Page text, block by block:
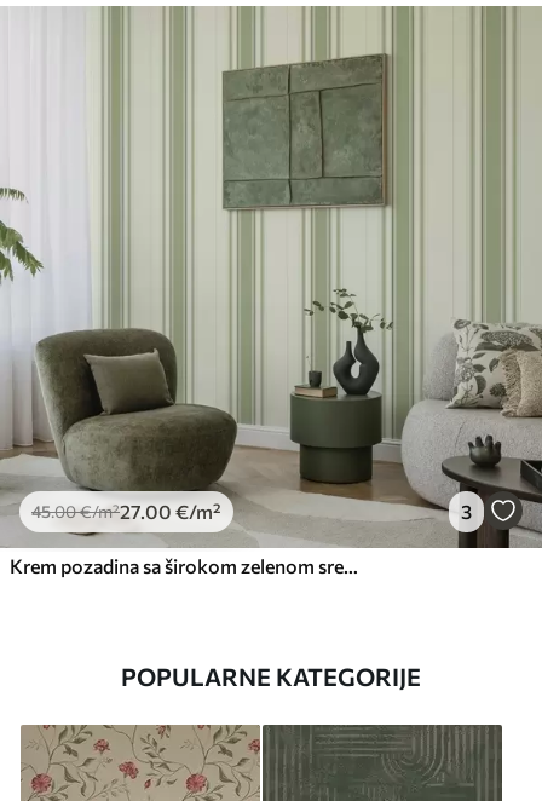
45.00€/m²27.00 €/m² 3
Krem pozadina sa širokom zelenom središnjom prugom
POPULARNE KATEGORIJE